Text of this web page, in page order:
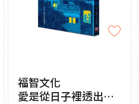
福智文化
愛是從日子裡透出來的光